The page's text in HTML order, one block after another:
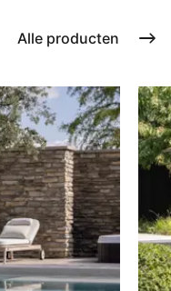
Alle producten